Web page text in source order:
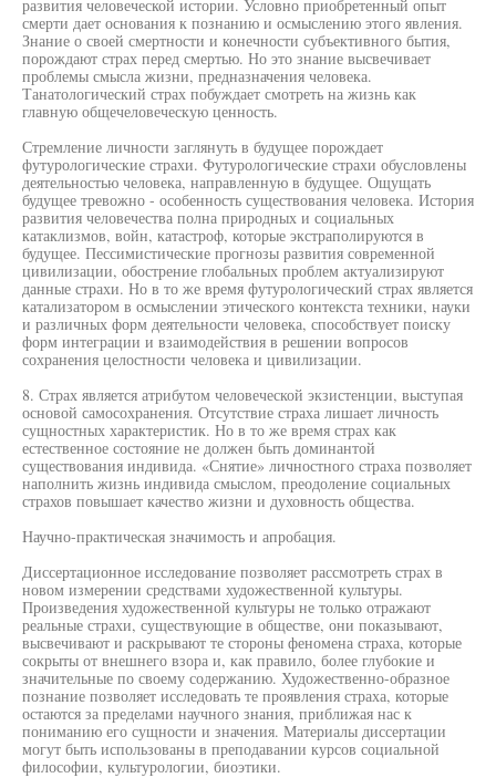
развития человеческой истории. Условно приобретенный опыт
смерти дает основания к познанию и осмыслению этого явления.
Знание о своей смертности и конечности субъективного бытия,
порождают страх перед смертью. Но это знание высвечивает
проблемы смысла жизни, предназначения человека.
Танатологический страх побуждает смотреть на жизнь как
главную общечеловеческую ценность.
Стремление личности заглянуть в будущее порождает
футурологические страхи. Футурологические страхи обусловлены
деятельностью человека, направленную в будущее. Ощущать
будущее тревожно - особенность существования человека. История
развития человечества полна природных и социальных
катаклизмов, войн, катастроф, которые экстраполируются в
будущее. Пессимистические прогнозы развития современной
цивилизации, обострение глобальных проблем актуализируют
данные страхи. Но в то же время футурологический страх является
катализатором в осмыслении этического контекста техники, науки
и различных форм деятельности человека, способствует поиску
форм интеграции и взаимодействия в решении вопросов
сохранения целостности человека и цивилизации.
8. Страх является атрибутом человеческой экзистенции, выступая
основой самосохранения. Отсутствие страха лишает личность
сущностных характеристик. Но в то же время страх как
естественное состояние не должен быть доминантой
существования индивида. «Снятие» личностного страха позволяет
наполнить жизнь индивида смыслом, преодоление социальных
страхов повышает качество жизни и духовность общества.
Научно-практическая значимость и апробация.
Диссертационное исследование позволяет рассмотреть страх в
новом измерении средствами художественной культуры.
Произведения художественной культуры не только отражают
реальные страхи, существующие в обществе, они показывают,
высвечивают и раскрывают те стороны феномена страха, которые
сокрыты от внешнего взора и, как правило, более глубокие и
значительные по своему содержанию. Художественно-образное
познание позволяет исследовать те проявления страха, которые
остаются за пределами научного знания, приближая нас к
пониманию его сущности и значения. Материалы диссертации
могут быть использованы в преподавании курсов социальной
философии, культурологии, биоэтики.